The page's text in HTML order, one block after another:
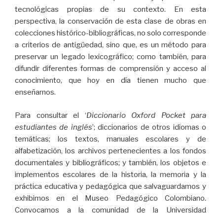
tecnológicas propias de su contexto. En esta
perspectiva, la conservación de esta clase de obras en
colecciones histórico-bibliográficas, no solo corresponde
a criterios de antigüedad, sino que, es un método para
preservar un legado lexicográfico; como también, para
difundir diferentes formas de comprensión y acceso al
conocimiento, que hoy en día tienen mucho que
enseñarnos.
Para consultar el ‘Diccionario Oxford Pocket para
estudiantes de inglés’; diccionarios de otros idiomas o
temáticas; los textos, manuales escolares y de
alfabetización, los archivos pertenecientes a los fondos
documentales y bibliográficos; y también, los objetos e
implementos escolares de la historia, la memoria y la
práctica educativa y pedagógica que salvaguardamos y
exhibimos en el Museo Pedagógico Colombiano.
Convocamos a la comunidad de la Universidad